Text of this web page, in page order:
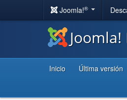
Joomla!®
Inicio Última versión